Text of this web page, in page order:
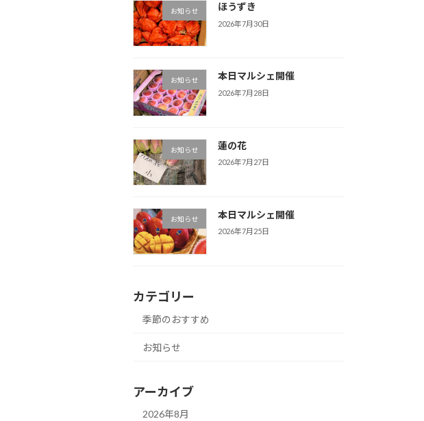
お知らせ ほうずき
2026年7月30日
お知らせ 本日マルシェ開催
2026年7月28日
お知らせ 蓮の花
2026年7月27日
お知らせ 本日マルシェ開催
2026年7月25日
カテゴリー
季節のおすすめ
お知らせ
アーカイブ
2026年8月